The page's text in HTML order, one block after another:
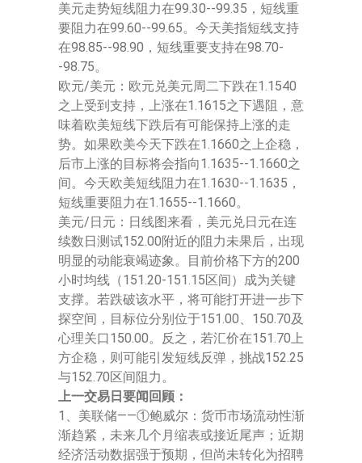
美元走势短线阻力在99.30--99.35，短线重
要阻力在99.60--99.65。今天美指短线支持
在98.85--98.90，短线重要支持在98.70-
-98.75。
欧元/美元：欧元兑美元周二下跌在1.1540
之上受到支持，上涨在1.1615之下遇阻，意
味着欧美短线下跌后有可能保持上涨的走
势。如果欧美今天下跌在1.1660之上企稳，
后市上涨的目标将会指向1.1635--1.1660之
间。今天欧美短线阻力在1.1630--1.1635，
短线重要阻力在1.1655--1.1660。
美元/日元：日线图来看，美元兑日元在连
续数日测试152.00附近的阻力未果后，出现
明显的动能衰竭迹象。目前价格下方的200
小时均线（151.20-151.15区间）成为关键
支撑。若跌破该水平，将可能打开进一步下
探空间，目标位分别位于151.00、150.70及
心理关口150.00。反之，若汇价在151.70上
方企稳，则可能引发短线反弹，挑战152.25
与152.70区间阻力。
上一交易日要闻回顾：
1、美联储——①鲍威尔：货币市场流动性渐
渐趋紧，未来几个月缩表或接近尾声；近期
经济活动数据强于预期，但尚未转化为招聘